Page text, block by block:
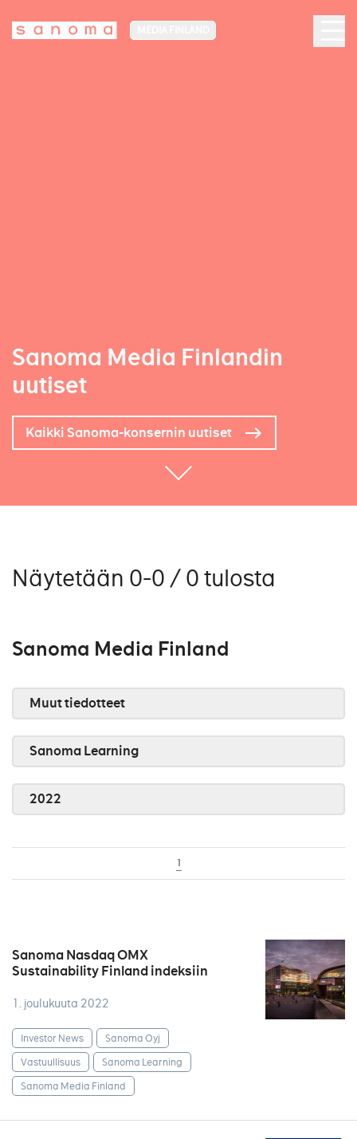
Sanoma Media Finlandin
uutiset
Kaikki Sanoma-konsernin uutiset
Näytetään 0-0 / 0 tulosta
Sanoma Media Finland
Muut tiedotteet
Sanoma Learning
2022
1
Sanoma Nasdaq OMX
Sustainability Finland indeksiin
1. joulukuuta 2022
Investor News
Sanoma Oyj
Vastuullisuus
Sanoma Learning
Sanoma Media Finland